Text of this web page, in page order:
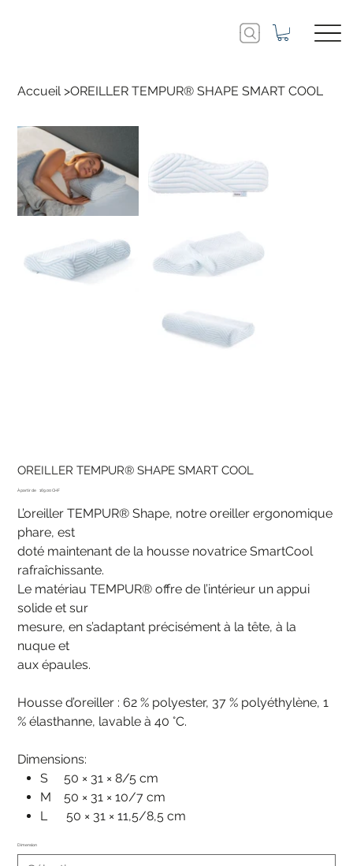
Accueil >OREILLER TEMPUR® SHAPE SMART COOL
OREILLER TEMPUR® SHAPE SMART COOL
À partir de Prix
169.00 CHF
L’oreiller TEMPUR® Shape, notre oreiller ergonomique
phare, est
doté maintenant de la housse novatrice SmartCool
rafraîchissante.
Le matériau TEMPUR® offre de l’intérieur un appui
solide et sur
mesure, en s’adaptant précisément à la tête, à la
nuque et
aux épaules.
Housse d’oreiller : 62 % polyester, 37 % polyéthylène, 1
% élasthanne, lavable à 40 °C.
Dimensions:
S 50 × 31 × 8/5 cm
M 50 × 31 × 10/7 cm
L 50 × 31 × 11,5/8,5 cm
Dimension